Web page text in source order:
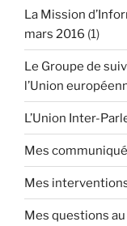
La Mission
mars 2016 (1)
Le Groupe de
l’Union
L’Union Inter-
Mes
Mes
Mes questions